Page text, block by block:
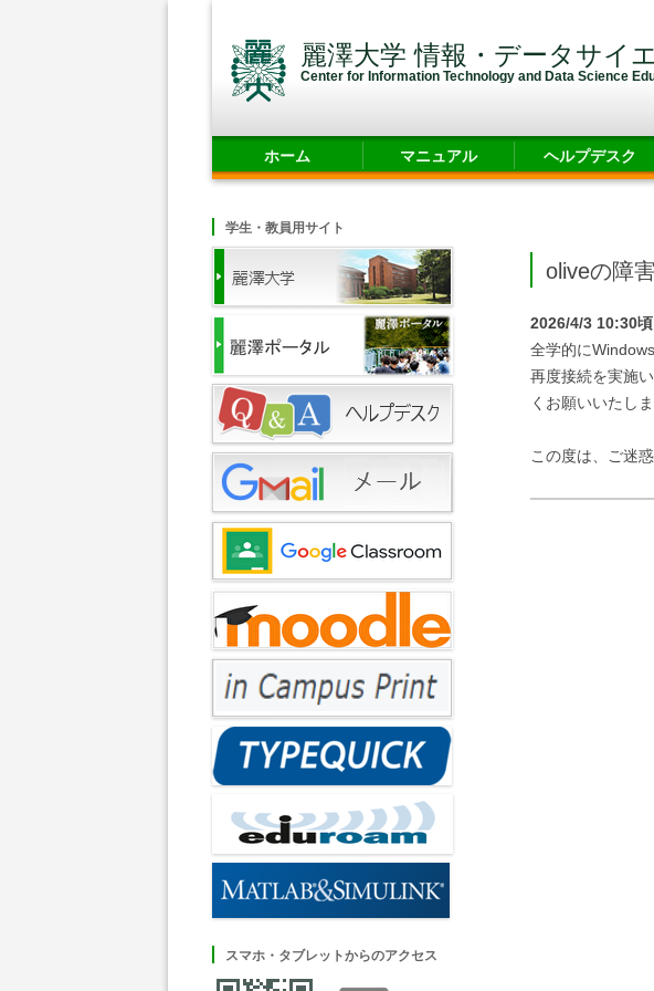
麗澤大学 情報・データサイ
Center for Information Technology and Data Science
ホーム マニュアル ヘルプデスク
oliveの障
2026/4/3 10:30
全学的に
再度接続を実施
くお願いいたしま
この度は、ご迷
学生・教員用サイト
スマホ・タブレットからのアクセス